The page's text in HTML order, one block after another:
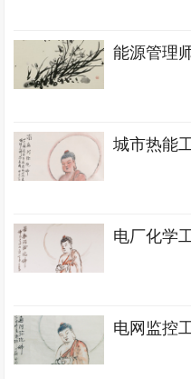
能源管理
城市热能
电厂化学
电网监控